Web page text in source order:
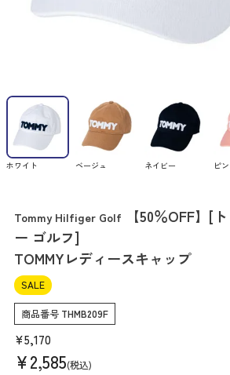
ホワイト ベージュ ネイビー ピ
Tommy Hilfiger Golf
【50％OFF】[
ー ゴルフ]
TOMMYレディースキャップ
SALE
商品番号 THMB209F
¥5,170
¥2,585 税込